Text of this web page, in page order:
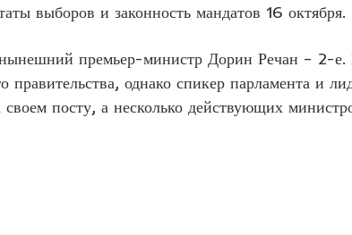
выборов и законность мандатов 16 октября.
премьер-министр Дорин Речан – 2-е.
правительства, однако спикер парламента и
посту, а несколько действующих